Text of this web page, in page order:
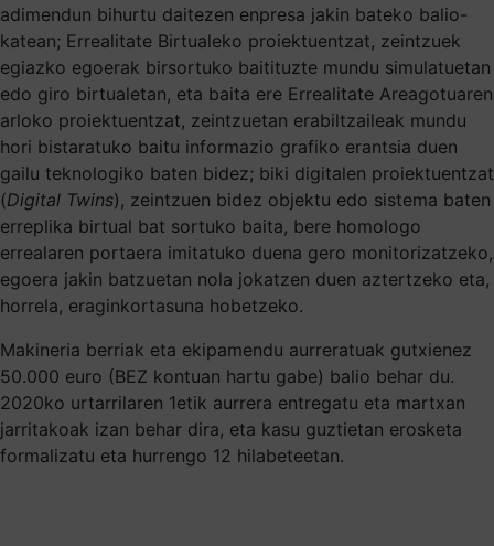
adimendun bihurtu daitezen enpresa jakin bateko balio-
katean; Errealitate Birtualeko proiektuentzat, zeintzuek
egiazko egoerak birsortuko baitituzte mundu simulatuetan
edo giro birtualetan, eta baita ere Errealitate Areagotuaren
arloko proiektuentzat, zeintzuetan erabiltzaileak mundu
hori bistaratuko baitu informazio grafiko erantsia duen
gailu teknologiko baten bidez; biki digitalen proiektuentzat
(Digital Twins), zeintzuen bidez objektu edo sistema baten
erreplika birtual bat sortuko baita, bere homologo
errealaren portaera imitatuko duena gero monitorizatzeko,
egoera jakin batzuetan nola jokatzen duen aztertzeko eta,
horrela, eraginkortasuna hobetzeko.
Makineria berriak eta ekipamendu aurreratuak gutxienez
50.000 euro (BEZ kontuan hartu gabe) balio behar du.
2020ko urtarrilaren 1etik aurrera entregatu eta martxan
jarritakoak izan behar dira, eta kasu guztietan erosketa
formalizatu eta hurrengo 12 hilabeteetan.